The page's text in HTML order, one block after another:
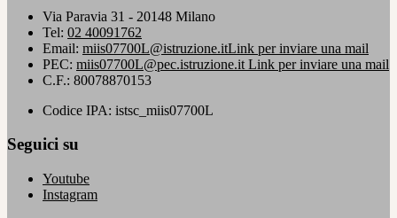
Via Paravia 31 - 20148 Milano
Tel: 02 40091762
Email: miis07700L@istruzione.itLink per inviare una mail
PEC: miis07700L@pec.istruzione.it Link per inviare una mail
C.F.: 80078870153
Codice IPA: istsc_miis07700L
Seguici su
Youtube
Instagram